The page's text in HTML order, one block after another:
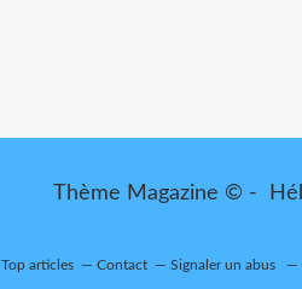
Thème Magazine © -
Top articles Contact Signaler un abus